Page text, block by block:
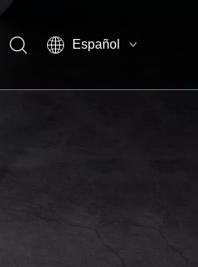
Español
العربية